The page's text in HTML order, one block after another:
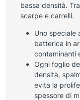
bassa densità.
scarpe e carrelli.
Uno speciale
batterica in
contaminanti
Ogni foglio
densità,
evita la
spessore di